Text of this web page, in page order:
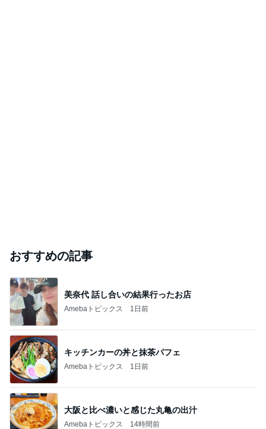
おすすめの記事
美奈代 話し合いの結果行ったお店
Amebaトピックス 1日前
キッチンカーの丼と抹茶パフェ
Amebaトピックス 1日前
大阪と比べ濃いと感じた丸亀の出汁
Amebaトピックス 14時間前